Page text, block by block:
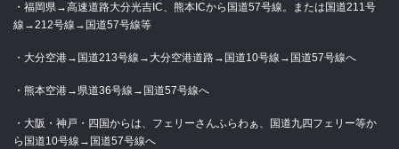
・福岡県→高速道路大分光吉IC、熊本ICから国道57号線。または国道211号
線→212号線→国道57号線等
・大分空港→国道213号線→大分空港道路→国道10号線→国道57号線へ
・熊本空港→県道36号線→国道57号線へ
・大阪・神戸・四国からは、フェリーさんふらわぁ、国道九四フェリー等か
ら国道10号線→国道57号線へ